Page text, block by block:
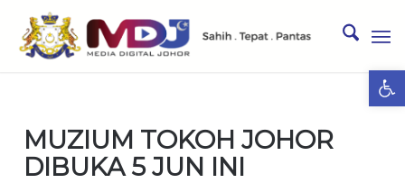
MUZIUM TOKOH JOHOR
DIBUKA 5 JUN INI